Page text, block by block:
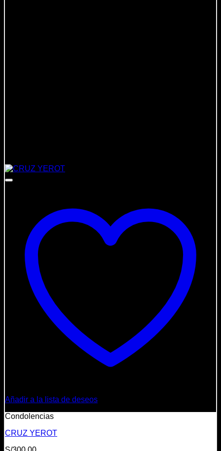
Añadir a la lista de deseos
Condolencias
CRUZ YEROT